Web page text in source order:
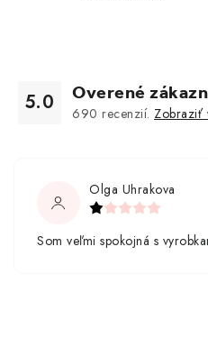
5.0 Overené
690 recenzií. Zobraziť
Olga Uhrakova
Som veľmi spokojná s